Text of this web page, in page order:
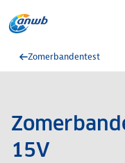
Zomerbandentest
15V